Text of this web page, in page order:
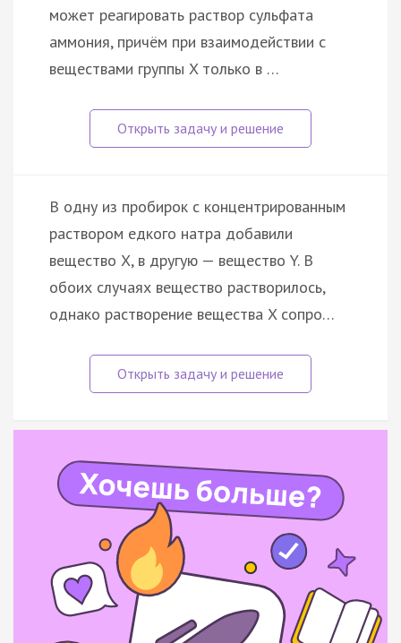
может реагировать раствор сульфата
аммония, причём при взаимодействии с
веществами группы X только в …
В одну из пробирок с концентрированным
раствором едкого натра добавили
вещество X, в другую — вещество Y. В
обоих случаях вещество растворилось,
однако растворение вещества X сопро…